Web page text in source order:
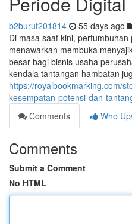
b2burut201814 55 days ago
Di masa saat kini,
menawarkan membuka
besar bagi bisnis usaha
kendala tantangan hambatan
https://royalbookmarking.com/
kesempatan-potensi-dan-
Comments
Who
Comments
Submit a Comment
No HTML